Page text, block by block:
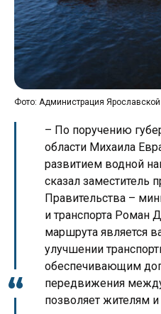
Фото: Администрация Ярославской
– По поручению
области Михаила
развитием водной
сказал заместитель
Правительства –
и транспорта Роман
маршрута является
улучшении
обеспечивающим
передвижения
позволяет жителям и